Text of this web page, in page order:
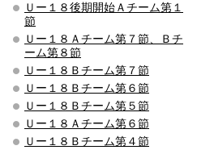
Ｕー１８後期開始Ａチーム第１
節
Ｕー１８Ａチーム第７節、Ｂチ
ーム第８節
Ｕー１８Ｂチーム第７節
Ｕー１８Ｂチーム第６節
Ｕー１８Ｂチーム第５節
Ｕー１８Ａチーム第６節
Ｕー１８Ｂチーム第４節